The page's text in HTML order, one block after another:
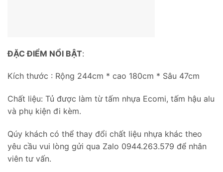
ĐẶC ĐIỂM NỔI BẬT:
Kích thước : Rộng 244cm * cao 180cm * Sâu 47cm
Chất liệu: Tủ được làm từ tấm nhựa Ecomi, tấm hậu alu
và phụ kiện đi kèm.
Qúy khách có thể thay đổi chất liệu nhựa khác theo
yêu cầu vui lòng gửi qua Zalo 0944.263.579 để nhân
viên tư vấn.